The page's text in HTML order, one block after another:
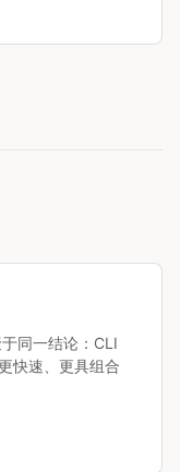
同一结论：CLI
快速、更具组合